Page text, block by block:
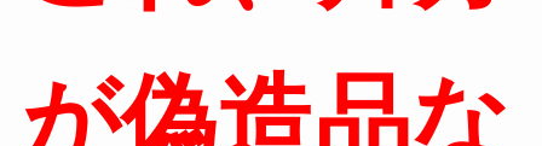
が偽造品な